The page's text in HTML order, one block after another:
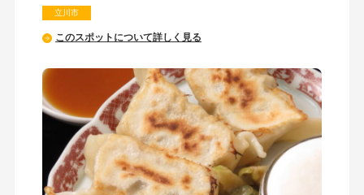
立川市
このスポットについて詳しく見る